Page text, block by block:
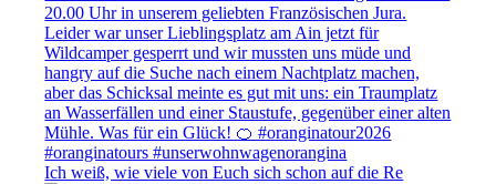
Ich weiß, wie viele von Euch sich schon auf die Re